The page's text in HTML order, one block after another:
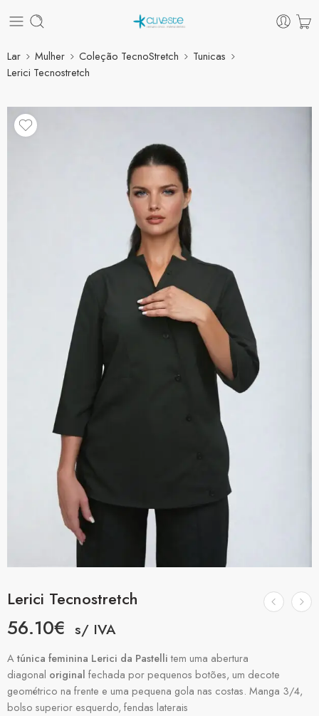
Lar Mulher Coleção TecnoStretch
Tunicas
Lerici Tecnostretch
Lerici Tecnostretch
56.10€ s/ IVA
Atúnica feminina Lerici da Pastellitem uma abertura
diagonal original fechada por pequenos botões, um decote
geométrico na frente e uma pequena gola nas costas. Manga 3/4,
bolso superior esquerdo, fendas laterais